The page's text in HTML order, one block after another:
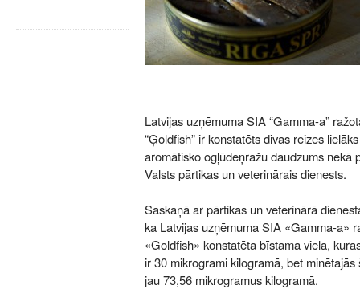
Latvijas uzņēmuma SIA “Gamma-a”
“Ģoldfish” ir konstatēts divas reizes
aromātisko ogļūdeņražu daudzums nekā
Valsts pārtikas un veterinārais dienests.
Saskaņā ar pārtikas un veterinārā
ka Latvijas uzņēmuma SIA «Gamma-a»
«Goldfish» konstatēta bīstama viela,
ir 30 mikrogrami kilogramā, bet
jau 73,56 mikrogramus kilogramā.